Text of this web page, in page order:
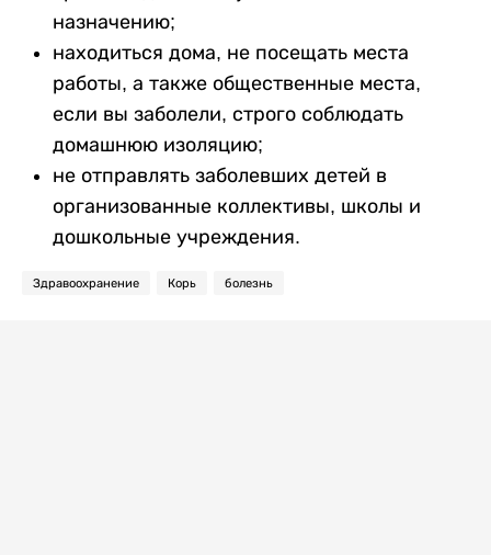
назначению;
находиться дома, не посещать места
работы, а также общественные места,
если вы заболели, строго соблюдать
домашнюю изоляцию;
не отправлять заболевших детей в
организованные коллективы, школы и
дошкольные учреждения.
Здравоохранение Корь болезнь